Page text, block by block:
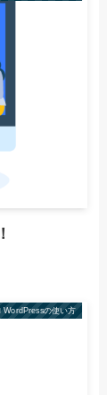
WordPressの使い方